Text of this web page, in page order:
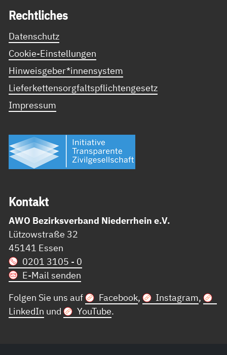
Recht­li­ches
Datenschutz
Cookie-Einstellungen
Hinweisgeber*innensystem
Lieferkettensorgfaltspflichtengesetz
Impressum
Kon­takt
AWO Bezirksverband Niederrhein e.V.
Lützowstraße 32
45141 Essen
0201 3105 - 0
E-Mail senden
Folgen Sie uns auf
Facebook, Instagram,
LinkedIn und YouTube.